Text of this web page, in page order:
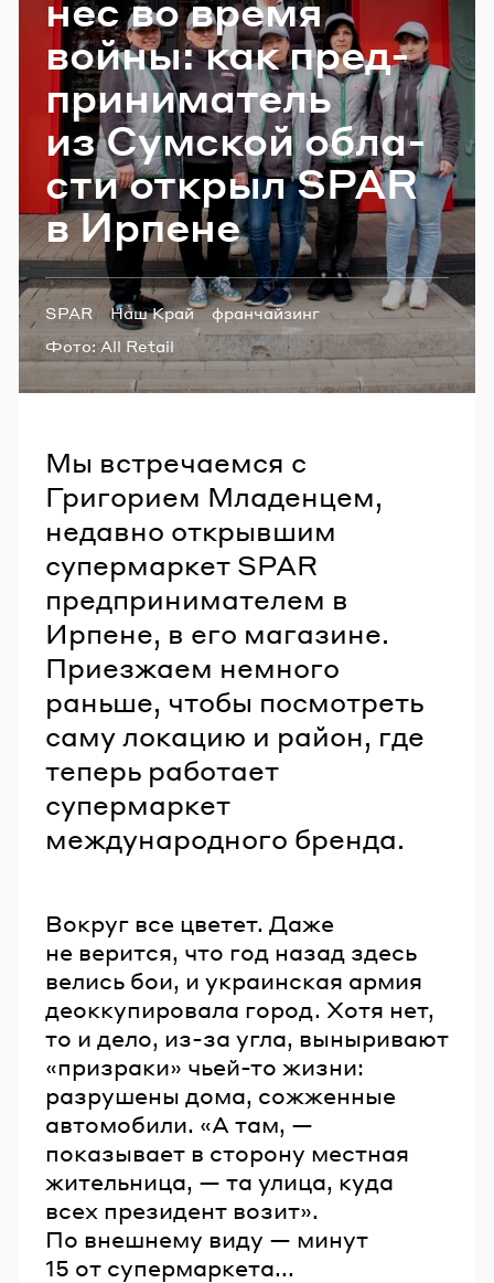
нес во время
войны: как пред­
при­ни­ма­тель
из Сум­ской об­ла­
сти от­крыл SPAR
в Ир­пене
Теги:
SPAR Наш Край
франчайзинг
Фото: All Retail
Мы встречаемся с
Григорием Младенцем,
недавно открывшим
супермаркет SPAR
предпринимателем в
Ирпене, в его магазине.
Приезжаем немного
раньше, чтобы посмотреть
саму локацию и район, где
теперь работает
супермаркет
международного бренда.
Вокруг все цветет. Даже
не верится, что год назад здесь
велись бои, и украинская армия
деоккупировала город. Хотя нет,
то и дело, из-за угла, выныривают
«призраки» чьей-то жизни:
разрушены дома, сожженные
автомобили. «А там, —
показывает в сторону местная
жительница, — та улица, куда
всех президент возит».
По внешнему виду — минут
15 от супермаркета...
Email
Пароль
Забыли пароль?
ВОЙТИ